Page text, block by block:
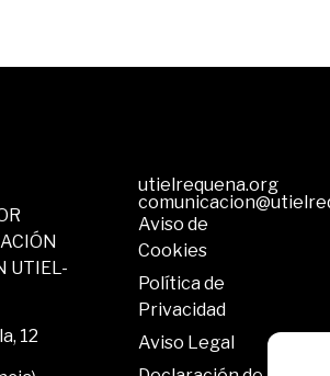
UTIEL-
12
utielrequena.org
Aviso de
Cookies
Política de
Privacidad
Aviso Legal